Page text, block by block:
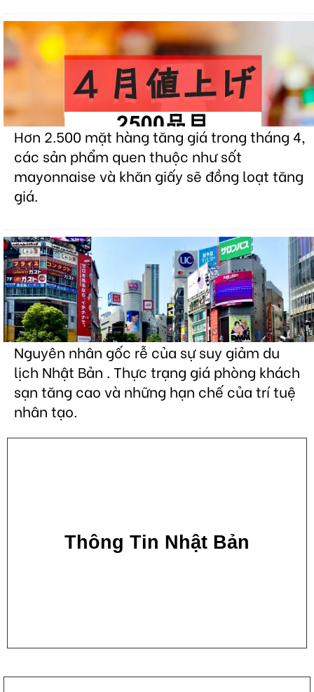
Hơn 2.500 mặt hàng tăng giá trong tháng 4,
các sản phẩm quen thuộc như sốt
mayonnaise và khăn giấy sẽ đồng loạt tăng
giá.
Nguyên nhân gốc rễ của sự suy giảm du
lịch Nhật Bản . Thực trạng giá phòng khách
sạn tăng cao và những hạn chế của trí tuệ
nhân tạo.
Thông Tin Nhật Bản